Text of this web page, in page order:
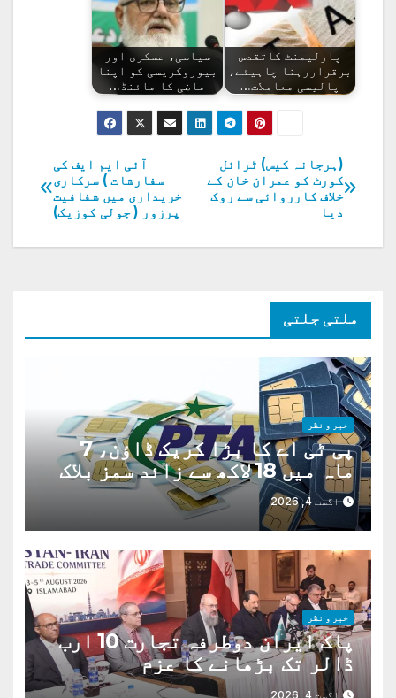
پارلیمنٹ کاتقدس
برقراررہنا چاہیئے،
پالیسی معاملات…
سیاسی، عسکری اور
بیوروکریسی کو اپنا
ماضی کا مائنڈ…
پوسٹوں
کی
نیویگیشن
آئی ایم ایف کی
سفارشات ) سرکاری
خریداری میں شفافیت
پرزور ( جولی کوزیک)
(ہرجانہ کیس) ٹرائل
کورٹ کو عمران خان کے
خلاف کارروائی سے روک
دیا
ملتی جلتی
خبر و نظر
پی ٹی اے کا بڑا کریک ڈاؤن، 7
ماہ میں 18 لاکھ سے زائد سمز بلاک
اگست 4, 2026
خبر و نظر
پاک ایران دوطرفہ تجارت 10 ارب
ڈالر تک بڑھانے کا عزم
اگست 4, 2026